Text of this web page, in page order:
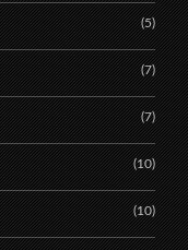
(5)
(7)
(7)
(10)
(10)